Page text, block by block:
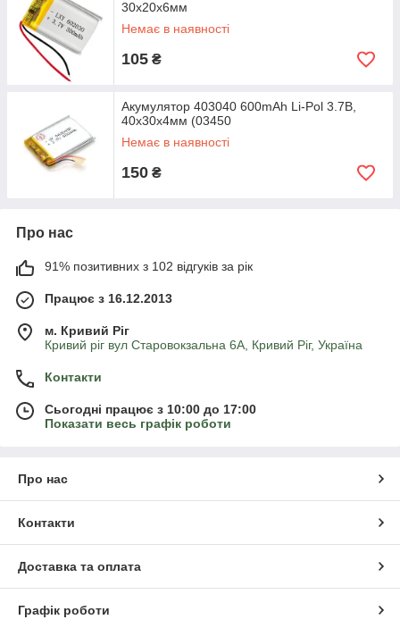
30х20х6мм
Немає в наявності
105 ₴
Акумулятор 403040 600mAh Li-Pol 3.7В,
40х30х4мм (03450
Немає в наявності
150 ₴
Про нас
91% позитивних з 102 відгуків за рік
Працює з 16.12.2013
м. Кривий Ріг
Кривий ріг вул Старовокзальна 6А, Кривий Ріг, Україна
Контакти
Сьогодні працює з 10:00 до 17:00
Показати весь графік роботи
Про нас
Контакти
Доставка та оплата
Графік роботи